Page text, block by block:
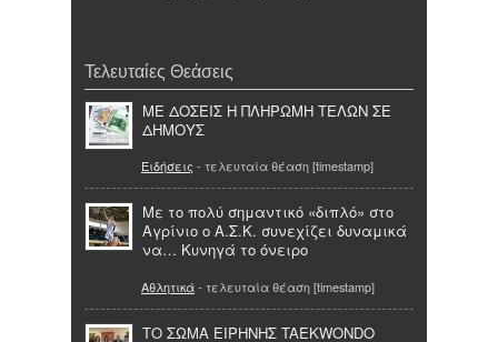
Τελευταίες Θεάσεις
ΜΕ ΔΟΣΕΙΣ Η ΠΛΗΡΩΜΗ ΤΕΛΩΝ ΣΕ
ΔΗΜΟΥΣ
Ειδήσεις - τελευταία θέαση [timestamp]
Με το πολύ σημαντικό «διπλό» στο
Αγρίνιο ο Α.Σ.Κ. συνεχίζει δυναμικά
να… Κυνηγά το όνειρο
Αθλητικά- τελευταία θέαση [timestamp]
ΤΟ ΣΩΜΑ ΕΙΡΗΝΗΣ TAEKWONDO